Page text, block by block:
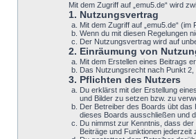
Mit dem Zugriff auf „emu5.de“ wird
1. Nutzungsvertrag
Mit dem Zugriff auf „emu5.de“
Wenn du mit diesen Regelungen
Der Nutzungsvertrag wird auf
2. Einräumung von
Mit dem Erstellen eines Beitrags
Das Nutzungsrecht nach Punkt
3. Pflichten des Nutzers
Du erklärst mit der Erstellung
und Bilder zu setzen bzw. zu
Der Betreiber des Boards übt
dieses Boards ausschließen und
Du nimmst zur Kenntnis, dass
Beiträge und Funktionen jederzeit